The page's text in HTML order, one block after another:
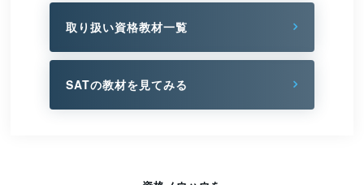
取り扱い資格教材一覧
SATの教材を見てみる